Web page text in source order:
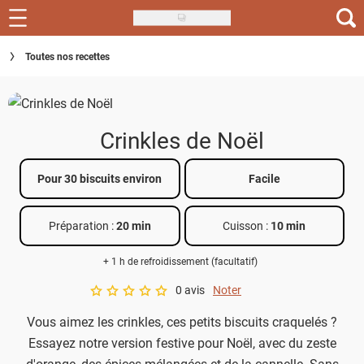
Skip
to
main
Recettes
Inspirations
Menu de la semaine
Actus
Téléchargez l'app Saveurs Recettes
Toutes nos recettes
Crinkles de Noël
Pour 30 biscuits environ Facile
Préparation :20 min Cuisson : 10 min
+ 1 h de refroidissement (facultatif)
A star rating of 0 out of 5.
0 avis Noter
Vous aimez les crinkles, ces petits biscuits craquelés ?
Essayez notre version festive pour Noël, avec du zeste